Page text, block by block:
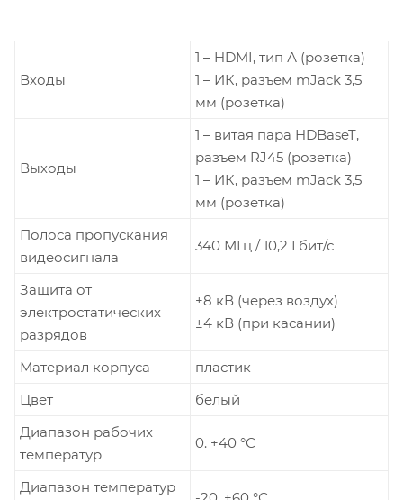
Входы
1 – HDMI, тип А (розетка)
1 – ИК, разъем mJack 3,5
мм (розетка)
Выходы
1 – витая пара HDBaseT,
разъем RJ45 (розетка)
1 – ИК, разъем mJack 3,5
мм (розетка)
Полоса пропускания
видеосигнала
340 МГц / 10,2 Гбит/с
Защита от
электростатических
разрядов
±8 кВ (через воздух)
±4 кВ (при касании)
Материал корпуса
пластик
Цвет
белый
Диапазон рабочих
температур
0. +40 °С
Диапазон температур